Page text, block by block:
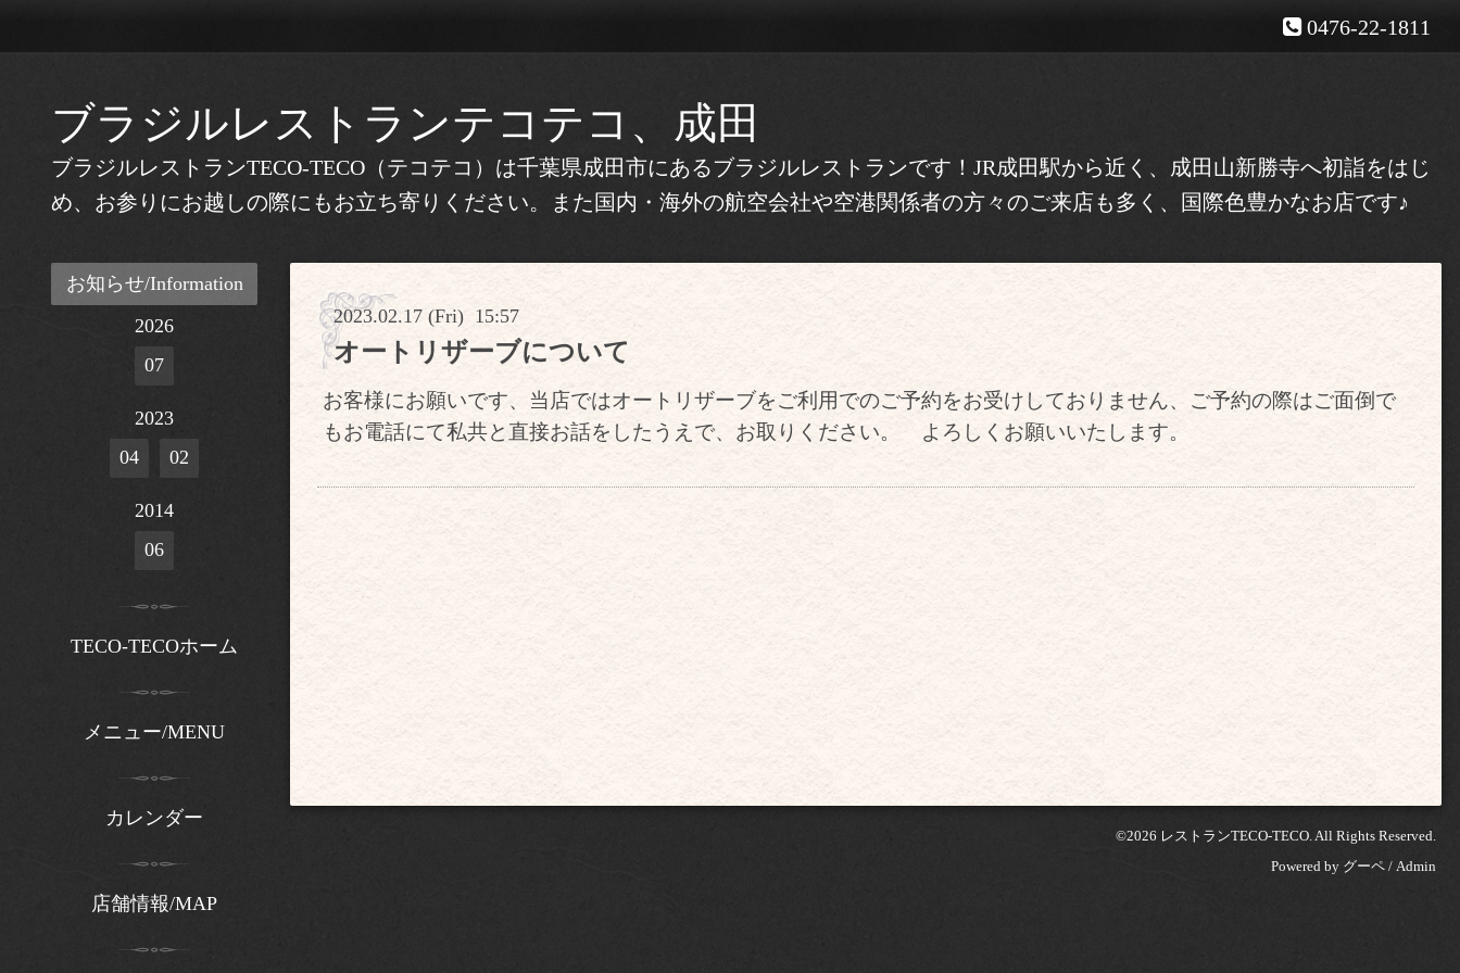
0476-22-1811
ブラジルレストランテコテコ、成田
ブラジルレストランTECO-TECO（テコテコ）は千葉県成田市にあるブラジルレストランです！JR成田駅から近く、成田山新勝寺へ初詣をはじ
め、お参りにお越しの際にもお立ち寄りください。また国内・海外の航空会社や空港関係者の方々のご来店も多く、国際色豊かなお店です♪
2023.02.17 (Fri) 15:57
オートリザーブについて
お客様にお願いです、当店ではオートリザーブをご利用でのご予約をお受けしておりません、ご予約の際はご面倒で
もお電話にて私共と直接お話をしたうえで、お取りください。 よろしくお願いいたします。
©2026 レストランTECO-TECO. All Rights Reserved.
Powered by グーペ / Admin
お知らせ/Information
2026
07
2023
04
02
2014
06
TECO-TECOホーム
メニュー/MENU
カレンダー
店舗情報/MAP